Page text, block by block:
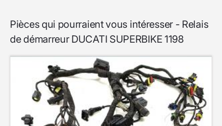
Pièces qui pourraient vous intéresser - Relais
de démarreur DUCATI SUPERBIKE 1198